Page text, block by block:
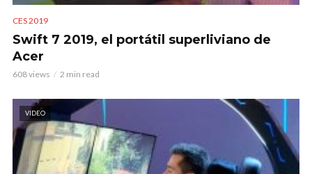
CES 2019
Swift 7 2019, el portátil superliviano de
Acer
608 views 2 min read
VIDEO